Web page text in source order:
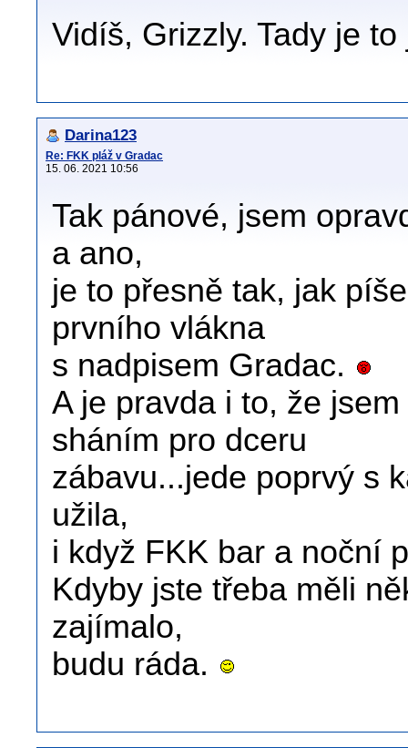
Vidíš, Grizzly. Tady je
Darina123
Re: FKK pláž v Gradac
15. 06. 2021 10:56
Tak pánové, jsem
a ano,
je to přesně tak, jak
prvního vlákna
s nadpisem Gradac.
A je pravda i to, že
sháním pro dceru
zábavu...jede poprvý s
užila,
i když FKK bar a noční
Kdyby jste třeba měli
zajímalo,
budu ráda.